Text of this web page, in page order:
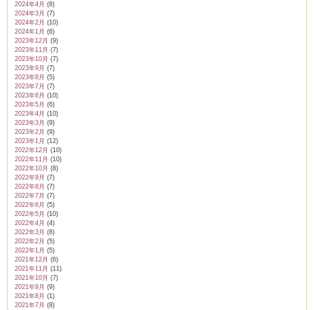
2024年4月 (8)
2024年3月 (7)
2024年2月 (10)
2024年1月 (6)
2023年12月 (9)
2023年11月 (7)
2023年10月 (7)
2023年9月 (7)
2023年8月 (5)
2023年7月 (7)
2023年6月 (10)
2023年5月 (6)
2023年4月 (10)
2023年3月 (9)
2023年2月 (9)
2023年1月 (12)
2022年12月 (10)
2022年11月 (10)
2022年10月 (8)
2022年9月 (7)
2022年8月 (7)
2022年7月 (7)
2022年6月 (5)
2022年5月 (10)
2022年4月 (4)
2022年3月 (8)
2022年2月 (5)
2022年1月 (5)
2021年12月 (6)
2021年11月 (11)
2021年10月 (7)
2021年9月 (9)
2021年8月 (1)
2021年7月 (8)